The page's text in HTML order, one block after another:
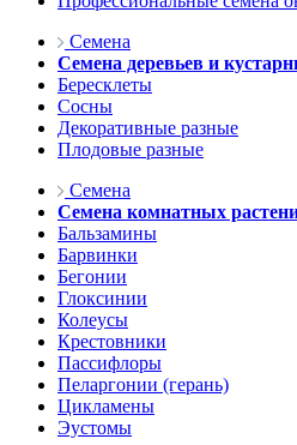
Семена
Семена деревьев и
Бересклеты
Сосны
Декоративные разные
Плодовые разные
Семена
Семена комнатных
Бальзамины
Барвинки
Бегонии
Глоксинии
Колеусы
Крестовники
Пассифлоры
Пеларгонии (герань)
Цикламены
Эустомы